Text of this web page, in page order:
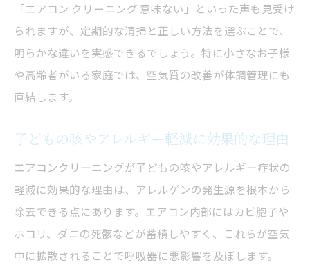
後悔しないために知っておきたい注意点
なぜ掃除してもすぐカビが生えるのか
掃除頻度で差が出る空気環境と電気代
掃除頻度ごとに変わる効果・電気代を比較
表で紹介
エアコンクリーニングは何年に一回がベス
ト？
頻度が高いと得られる健康メリット
「エアコン クリーニング 意味ない」といった声も見受け
られますが、定期的な清掃と正しい方法を選ぶことで、
明らかな違いを実感できるでしょう。特に小さなお子様
や高齢者がいる家庭では、空気質の改善が体調管理にも
直結します。
子どもの咳やアレルギー軽減に効果的な理由
エアコンクリーニングが子どもの咳やアレルギー症状の
軽減に効果的な理由は、アレルゲンの発生源を根本から
除去できる点にあります。エアコン内部にはカビ胞子や
ホコリ、ダニの死骸などが蓄積しやすく、これらが空気
中に拡散されることで呼吸器に悪影響を及ぼします。